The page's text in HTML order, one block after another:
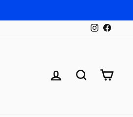
Instagram
EINLOGGENSUCHE